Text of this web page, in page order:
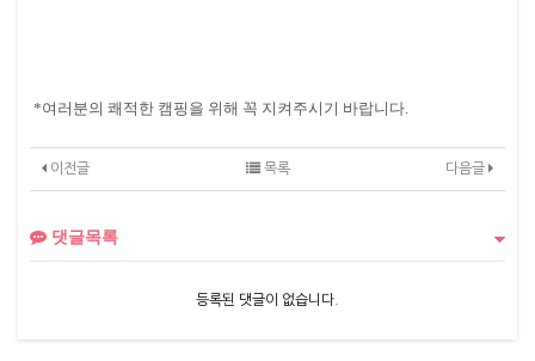
*여러분의 쾌적한 캠핑을 위해 꼭 지켜주시기 바랍니다.
이전글 다음글
목록
댓글목록
등록된 댓글이 없습니다.